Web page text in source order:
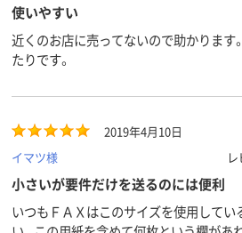
使いやすい
近くのお店に売ってないので助かります
たりです。
2019年4月10日
イマツ様
小さいが要件だけを送るのには便利
いつもＦＡＸはこのサイズを使用してい